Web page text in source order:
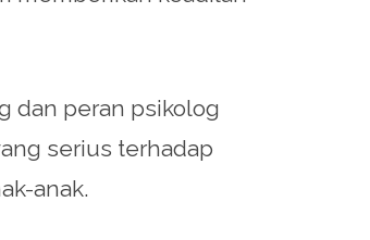
dan peran psikolog
serius terhadap
anak.